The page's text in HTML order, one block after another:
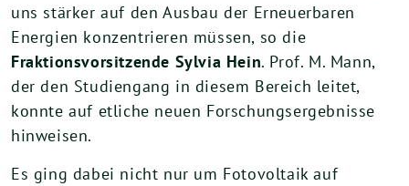
uns stärker auf den Ausbau der Erneuerbaren
Energien konzentrieren müssen, so die
Fraktionsvorsitzende Sylvia Hein. Prof. M. Mann,
der den Studiengang in diesem Bereich leitet,
konnte auf etliche neuen Forschungsergebnisse
hinweisen.
Es ging dabei nicht nur um Fotovoltaik auf